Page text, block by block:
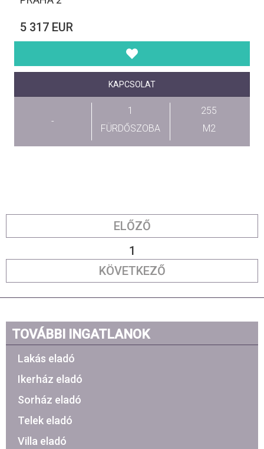
5 317 EUR
KAPCSOLAT
-
1
FÜRDŐSZOBA
255
M2
ELŐZŐ
1
KÖVETKEZŐ
TOVÁBBI INGATLANOK
Lakás eladó
Ikerház eladó
Sorház eladó
Telek eladó
Villa eladó